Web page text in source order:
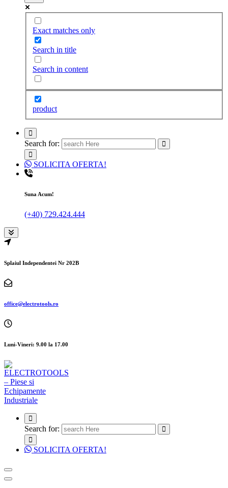
Exact matches only
Search in title
Search in content
product
Search for:
SOLICITA OFERTA!
Suna Acum!
(+40) 729.424.444
Splaiul Independentei Nr 202B
office@electrotools.ro
Luni-Vineri: 9.00 la 17.00
Search for:
SOLICITA OFERTA!